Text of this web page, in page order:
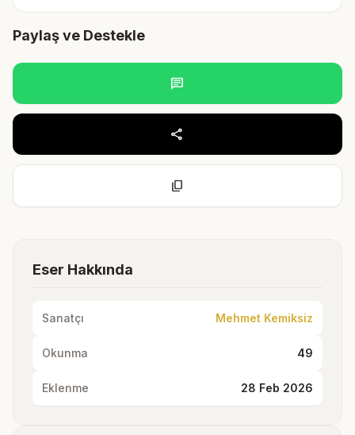
Paylaş ve Destekle
chat
share
content_copy
Eser Hakkında
Sanatçı Mehmet Kemiksiz
Okunma 49
Eklenme 28 Feb 2026